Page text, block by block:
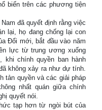
biến trên các phương tiện
đã quyết định rằng việc
lại, họ đang chống lại con
Đổi mới, bắt đầu vào năm
lực từ trung ương xuống
khi chính quyền ban hành
không xảy ra như dự tính.
tản quyền và các giải pháp
nhất quán giữa chính
quyết nói.
tạp hơn từ ngòi bút của